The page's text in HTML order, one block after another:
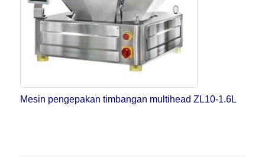
Mesin pengepakan timbangan multihead ZL10-1.6L